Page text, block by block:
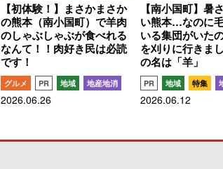
【初体験！】まさかまさか
の熊本（南小国町）で羊肉
のしゃぶしゃぶが食べれる
なんて！！肉好き民は必読
です！
グルメ PR 地域 地産地消
2026.06.26
【南小国町】暑
い熊本…なのに
いる集団がいた
を刈りに行きま
の名は「羊」
PR 地域 特集
2026.06.12